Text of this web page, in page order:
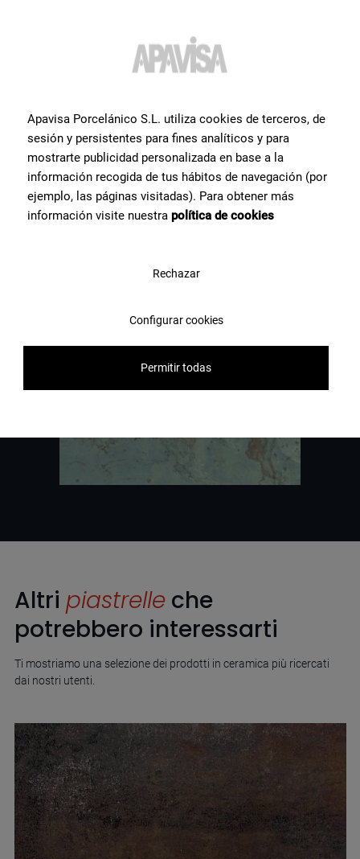
Desiderate maggiori
informazioni o aiuto
Contatta il team di specialisti in piastrelle di Apavisa Porcelánico. Ti
forniremo consulenza e tutte le risposte di cui hai bisogno per
realizzare il tuo progetto.
Altri piastrelleche
potrebbero interessarti
Ti mostriamo una selezione dei prodotti in ceramica più ricercati
dai nostri utenti.
Apavisa Porcelánico S.L. utiliza cookies de terceros, de
sesión y persistentes para fines analíticos y para
mostrarte publicidad personalizada en base a la
información recogida de tus hábitos de navegación (por
ejemplo, las páginas visitadas). Para obtener más
información visite nuestra política de cookies
Rechazar
Configurar cookies
Permitir todas